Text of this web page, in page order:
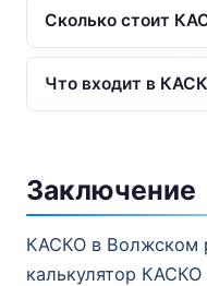
Сколько стоит
Что входит в
Заключение
КАСКО в Волжском
калькулятор